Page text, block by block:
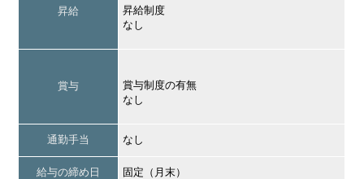
昇給
昇給制度
なし
賞与
賞与制度の有無
なし
通勤手当 なし
給与の締め日 固定（月末）